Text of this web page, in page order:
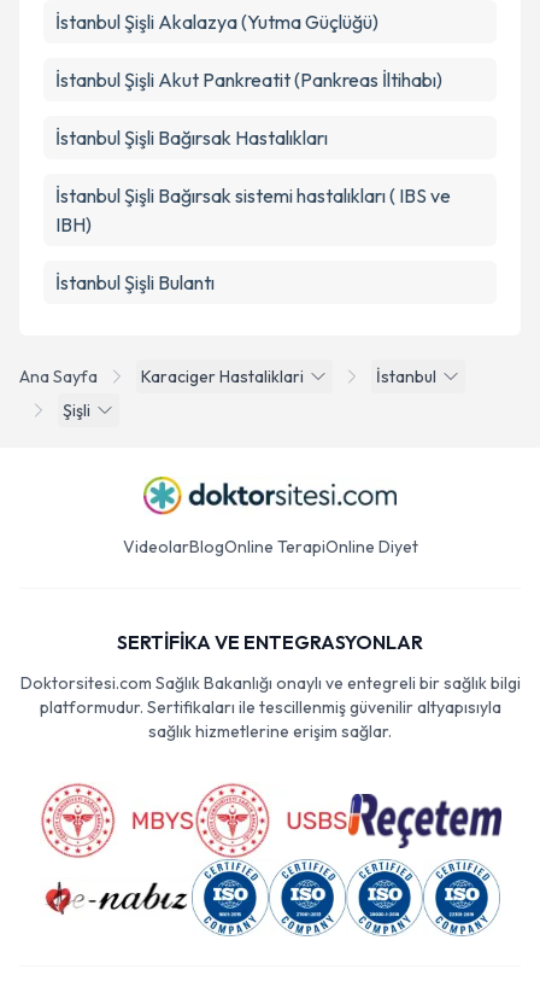
Ana Sayfa Karaciger Hastaliklari
İstanbul
Şişli
İstanbul Şişli Akalazya (Yutma Güçlüğü)
İstanbul Şişli Akut Pankreatit (Pankreas İltihabı)
İstanbul Şişli Bağırsak Hastalıkları
İstanbul Şişli Bağırsak sistemi hastalıkları ( IBS ve
IBH)
İstanbul Şişli Bulantı
VideolarBlogOnline TerapiOnline Diyet
SERTİFİKA VE ENTEGRASYONLAR
Doktorsitesi.com Sağlık Bakanlığı onaylı ve entegreli bir sağlık bilgi
platformudur. Sertifikaları ile tescillenmiş güvenilir altyapısıyla
sağlık hizmetlerine erişim sağlar.